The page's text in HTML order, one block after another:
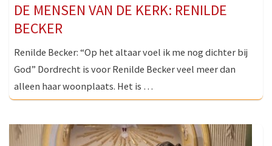
DE MENSEN VAN DE KERK: RENILDE
BECKER
Renilde Becker: “Op het altaar voel ik me nog dichter bij
God” Dordrecht is voor Renilde Becker veel meer dan
alleen haar woonplaats. Het is …